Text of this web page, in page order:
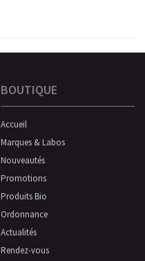
BOUTIQUE
Accueil
Marques & Labos
Nouveautés
Promotions
Produits Bio
Ordonnance
Actualités
Rendez-vous